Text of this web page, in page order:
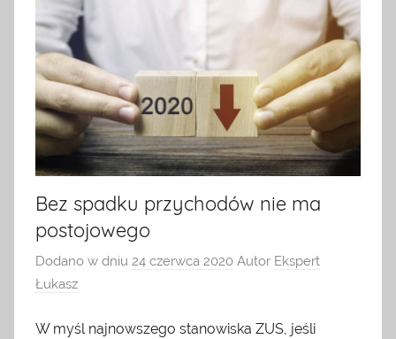
Bez spadku przychodów nie ma
postojowego
Dodano w dniu 24 czerwca 2020 Autor Ekspert
Łukasz
W myśl najnowszego stanowiska ZUS, jeśli